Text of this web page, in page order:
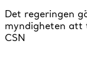
Det regeringen
myndigheten att
CSN